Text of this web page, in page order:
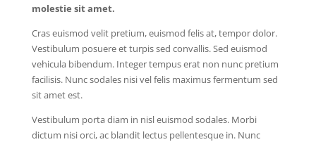
molestie sit amet.
Cras euismod velit pretium, euismod felis at, tempor dolor.
Vestibulum posuere et turpis sed convallis. Sed euismod
vehicula bibendum. Integer tempus erat non nunc pretium
facilisis. Nunc sodales nisi vel felis maximus fermentum sed
sit amet est.
Vestibulum porta diam in nisl euismod sodales. Morbi
dictum nisi orci, ac blandit lectus pellentesque in. Nunc